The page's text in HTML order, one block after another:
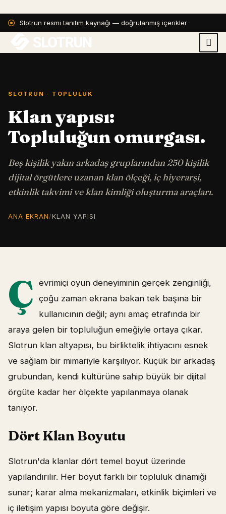
Slotrun resmi tanıtım kaynağı — doğrulanmış içerikler
SLOTRUN · TOPLULUK
Klan yapısı:
Topluluğun omurgası.
Beş kişilik yakın arkadaş gruplarından 250 kişilik
dijital örgütlere uzanan klan ölçeği, iç hiyerarşi,
etkinlik takvimi ve klan kimliği oluşturma araçları.
ANA EKRAN/ KLAN YAPISI
Ç
evrimiçi oyun deneyiminin gerçek zenginliği,
çoğu zaman ekrana bakan tek başına bir
kullanıcının değil; aynı amaç etrafında bir
araya gelen bir topluluğun emeğiyle ortaya çıkar.
Slotrun klan altyapısı, bu birliktelik ihtiyacını esnek
ve sağlam bir mimariyle karşılıyor. Küçük bir arkadaş
grubundan, kendi kültürüne sahip büyük bir dijital
örgüte kadar her ölçekte yapılanmaya olanak
tanıyor.
Dört Klan Boyutu
Slotrun'da klanlar dört temel boyut üzerinde
yapılandırılır. Her boyut farklı bir topluluk dinamiği
sunar; karar alma mekanizmaları, etkinlik biçimleri ve
iç iletişim yapısı boyuta göre değişir.